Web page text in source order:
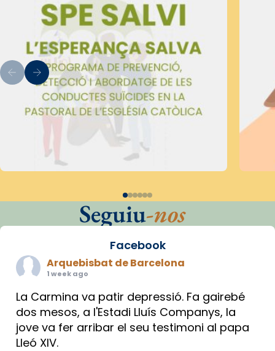
Seguiu-nos
Facebook
Arquebisbat de Barcelona
1 week ago
La Carmina va patir depressió. Fa gairebé
dos mesos, a l'Estadi Lluís Companys, la
jove va fer arribar el seu testimoni al papa
Lleó XIV.